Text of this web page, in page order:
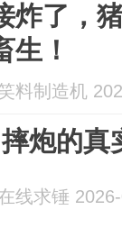
炸了，
生！
料制造机
摔炮的真
线求锤